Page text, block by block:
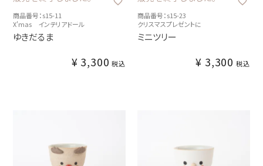
商品番号：s15-11
X'mas インテリアドール
ゆきだるま
¥ 3,300 税込
商品番号：s15-23
クリスマスプレゼントに
ミニツリー
¥ 3,300 税込